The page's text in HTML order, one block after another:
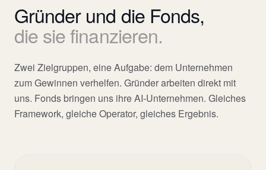
Gründer und die Fonds,
diesiefinanzieren.
Zwei Zielgruppen, eine Aufgabe: dem Unternehmen
zum Gewinnen verhelfen. Gründer arbeiten direkt mit
uns. Fonds bringen uns ihre AI-Unternehmen. Gleiches
Framework, gleiche Operator, gleiches Ergebnis.